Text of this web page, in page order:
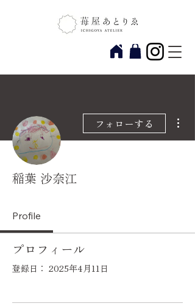
フォローする
稲葉 沙奈江
Profile
プロフィール
登録日： 2025年4月11日